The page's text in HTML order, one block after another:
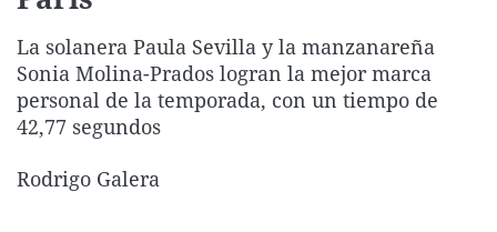
Gente viajera
Como el perro y el
Retornados
Equipo de
Galicia
La Rioja
Televisión
Elecciones
La solanera Paula Sevilla y la manzanareña
Sonia Molina-Prados logran la mejor marca
personal de la temporada, con un tiempo de
42,77 segundos
Rodrigo Galera